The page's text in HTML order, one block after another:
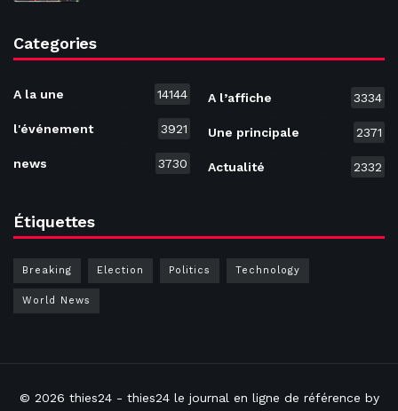
Categories
A la une 14144
l'événement 3921
news 3730
A l’affiche 3334
Une principale 2371
Actualité 2332
Étiquettes
Breaking Election Politics Technology
World News
© 2026 thies24- thies24 le journal en ligne de référence by